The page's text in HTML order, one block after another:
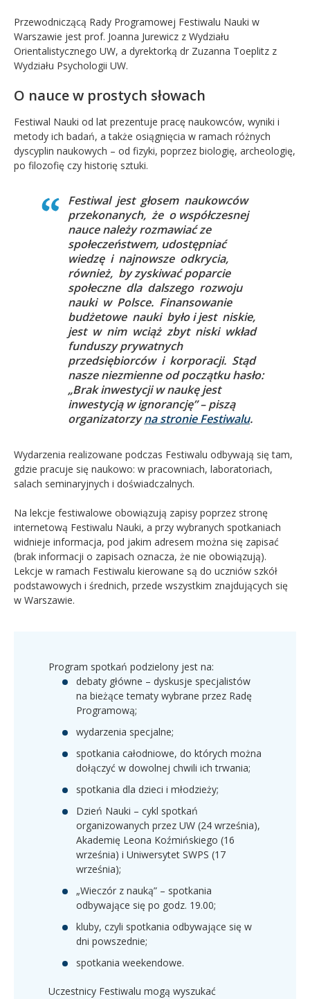
Przewodniczącą Rady Programowej Festiwalu Nauki w
Warszawie jest prof. Joanna Jurewicz z Wydziału
Orientalistycznego UW, a dyrektorką dr Zuzanna Toeplitz z
Wydziału Psychologii UW.
O nauce w prostych słowach
Festiwal Nauki od lat prezentuje pracę naukowców, wyniki i
metody ich badań, a także osiągnięcia w ramach różnych
dyscyplin naukowych – od fizyki, poprzez biologię, archeologię,
po filozofię czy historię sztuki.
Festiwal jest głosem naukowców
przekonanych, że o współczesnej
nauce należy rozmawiać ze
społeczeństwem, udostępniać
wiedzę i najnowsze odkrycia,
również, by zyskiwać poparcie
społeczne dla dalszego rozwoju
nauki w Polsce. Finansowanie
budżetowe nauki było i jest niskie,
jest w nim wciąż zbyt niski wkład
funduszy prywatnych
przedsiębiorców i korporacji. Stąd
nasze niezmienne od początku hasło:
„Brak inwestycji w naukę jest
inwestycją w ignorancję” – piszą
organizatorzyna stronie Festiwalu.
Wydarzenia realizowane podczas Festiwalu odbywają się tam,
gdzie pracuje się naukowo: w pracowniach, laboratoriach,
salach seminaryjnych i doświadczalnych.
Na lekcje festiwalowe obowiązują zapisy poprzez stronę
internetową Festiwalu Nauki, a przy wybranych spotkaniach
widnieje informacja, pod jakim adresem można się zapisać
(brak informacji o zapisach oznacza, że nie obowiązują).
Lekcje w ramach Festiwalu kierowane są do uczniów szkół
podstawowych i średnich, przede wszystkim znajdujących się
w Warszawie.
Program spotkań podzielony jest na:
debaty główne – dyskusje specjalistów
na bieżące tematy wybrane przez Radę
Programową;
wydarzenia specjalne;
spotkania całodniowe, do których można
dołączyć w dowolnej chwili ich trwania;
spotkania dla dzieci i młodzieży;
Dzień Nauki – cykl spotkań
organizowanych przez UW (24 września),
Akademię Leona Koźmińskiego (16
września) i Uniwersytet SWPS (17
września);
„Wieczór z nauką” – spotkania
odbywające się po godz. 19.00;
kluby, czyli spotkania odbywające się w
dni powszednie;
spotkania weekendowe.
Uczestnicy Festiwalu mogą wyszukać